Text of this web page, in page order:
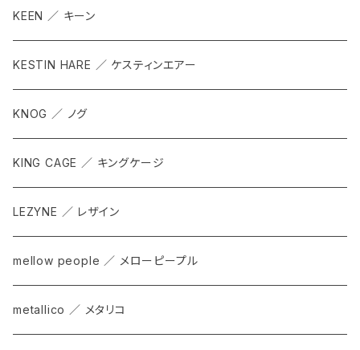
KEEN ／ キーン
KESTIN HARE ／ ケスティンエアー
KNOG ／ ノグ
KING CAGE ／ キングケージ
LEZYNE ／ レザイン
mellow people ／ メローピープル
metallico ／ メタリコ